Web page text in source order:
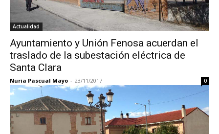
Actualidad
Ayuntamiento y Unión Fenosa acuerdan el
traslado de la subestación eléctrica de
Santa Clara
Nuria Pascual Mayo - 23/11/2017 0